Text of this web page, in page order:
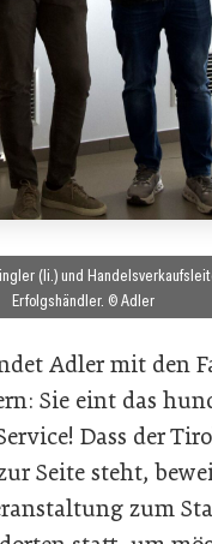
(li.) und
Erfolgshändler. © Adler
Adler mit den
Sie eint das
Dass der
Seite steht,
zum